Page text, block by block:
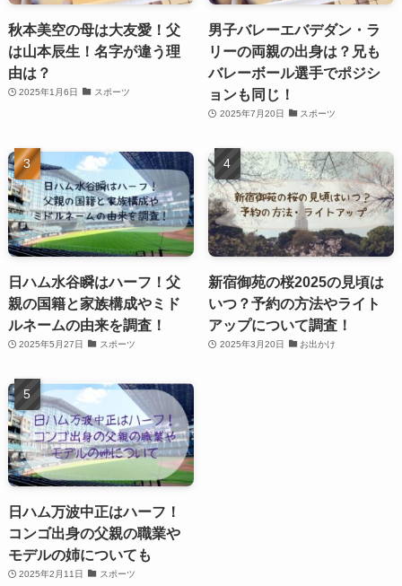
秋本美空の母は大友愛！父
は山本辰生！名字が違う理
由は？
2025年1月6日 スポーツ
男子バレーエバデダン・ラ
リーの両親の出身は？兄も
バレーボール選手でポジシ
ョンも同じ！
2025年7月20日 スポーツ
日ハム水谷瞬はハーフ！父
親の国籍と家族構成やミド
ルネームの由来を調査！
2025年5月27日 スポーツ
新宿御苑の桜2025の見頃は
いつ？予約の方法やライト
アップについて調査！
2025年3月20日 お出かけ
日ハム万波中正はハーフ！
コンゴ出身の父親の職業や
モデルの姉についても
2025年2月11日 スポーツ